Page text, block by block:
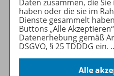
Daten zusammen, die
haben oder die sie im
Dienste gesammelt
Buttons „Alle
Datenerhebung gemäß
DSGVO, § 25 TDDDG ein.
Alle